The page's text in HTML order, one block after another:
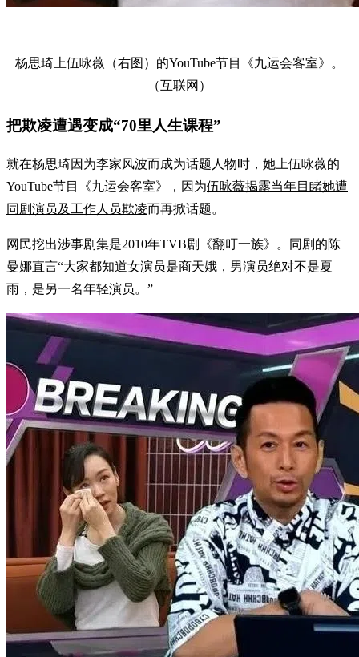
杨思琦上伍咏薇（右图）的YouTube节目《九运会客室》。
（互联网）
把欺凌遭遇变成“70里人生课程”
就在杨思琦因为李家风波而成为话题人物时，她上伍咏薇的
YouTube节目《九运会客室》，因为伍咏薇揭露当年目睹她遭
同剧演员及工作人员欺凌而再掀话题。
网民挖出涉事剧集是2010年TVB剧《翻叮一族》。同剧的陈
曼娜直言“大家都知道女演员是商天娥，男演员绝对不是夏
雨，是另一名年轻演员。”